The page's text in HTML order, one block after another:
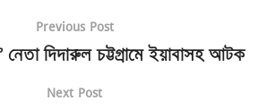
Previous Post
নেতা দিদারুল চট্টগ্রামে ইয়াবাসহ আটক
Next Post